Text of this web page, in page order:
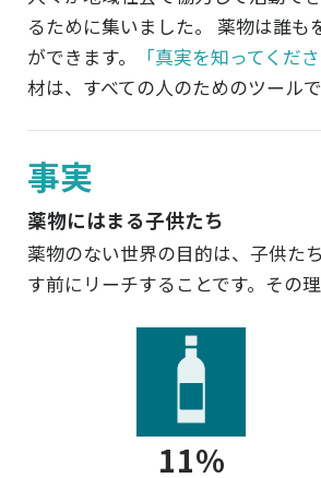
るために集いました。 薬物は誰も
ができます。
「真実を知ってくだ
材は、すべての人のためのツールで
事実
薬物にはまる子供たち
薬物のない世界の目的は、子供た
す前にリーチすることです。その
11%